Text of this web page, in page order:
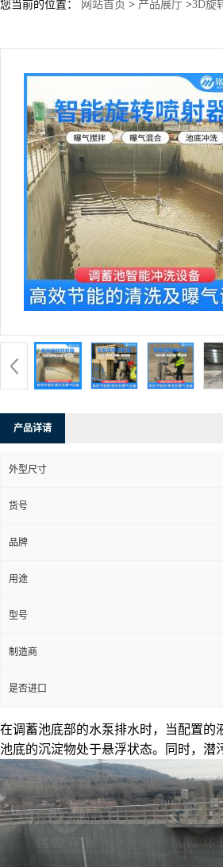
您当前的位置： 网站首页 > 产品展厅 >3D旋
产品详请
外型尺寸
货号
品牌
用途
型号
制造商
是否进口
在调蓄池底部的水泵排水时，当配置的
池底的沉淀物处于悬浮状态。同时，潜